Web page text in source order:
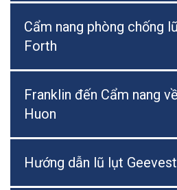
Cẩm nang phòng chống
Forth
Franklin đến Cẩm nang
Huon
Hướng dẫn lũ lụt